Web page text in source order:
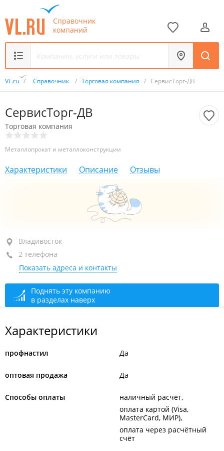
Справочник
компаний
VL.ru / Справочник / Торговая компания / СервисТорг-ДВ
СервисТорг-ДВ
Торговая компания
Металлопрокат и металлоконструкции
Характеристики Описание Отзывы
ул. Лермонтова, 5 стр. 4
+7 (423) 273-95-95
+7 (423) 275-75-54
сегодня закрыто
Владивосток
2 телефона
Показать адреса и контакты
Поднять эту компанию
в разделах наверх
Характеристики
профнастил Да
оптовая продажа Да
Способы оплаты
наличный расчёт
оплата картой (Visa,
MasterCard, МИР)
оплата через расчётный
счёт